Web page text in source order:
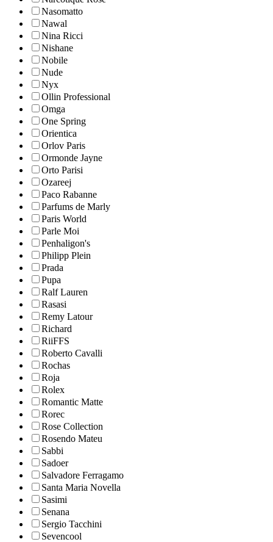
Nasomatto
Nawal
Nina Ricci
Nishane
Nobile
Nude
Nyx
Ollin Professional
Omga
One Spring
Orientica
Orlov Paris
Ormonde Jayne
Orto Parisi
Ozareej
Paco Rabanne
Parfums de Marly
Paris World
Parle Moi
Penhaligon's
Philipp Plein
Prada
Pupa
Ralf Lauren
Rasasi
Remy Latour
Richard
RiiFFS
Roberto Cavalli
Rochas
Roja
Rolex
Romantic Matte
Rorec
Rose Collection
Rosendo Mateu
Sabbi
Sadoer
Salvadore Ferragamo
Santa Maria Novella
Sasimi
Senana
Sergio Tacchini
Sevencool